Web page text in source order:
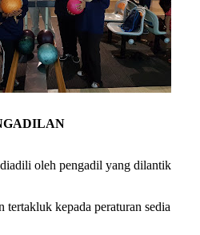
oleh pengadil yang dilantik
tertakluk kepada peraturan sedia